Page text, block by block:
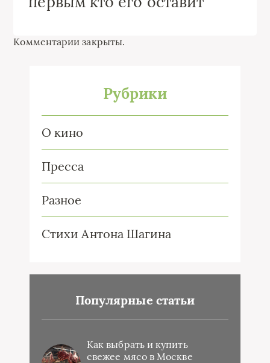
Комментарии закрыты.
Рубрики
О кино
Пресса
Разное
Стихи Антона Шагина
Популярные статьи
Как выбрать и купить
свежее мясо в Москве